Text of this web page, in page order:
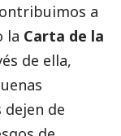
a
la Carta de la
de ella,
de